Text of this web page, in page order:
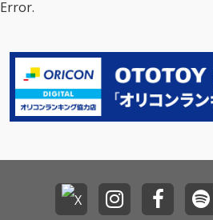
行われた。 NONA REE
VESとして二度にわた
る中国ツアー、そして
ソロでの台湾公演——
アジア各地での成功体
た日本のポップ・ミュ
濃密に真空パックし
た、究極の8曲が完
ー「Woman “Wの悲
劇”より 」。 作詞：松
本隆、作曲：呉田軽穂
（松任谷由実）という
日本のポップ・ミュー
ヴァーは、プロデュー
サーでもある大樋ゆう
大のピアノに、ヒック
Error.